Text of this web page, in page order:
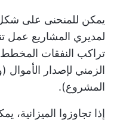
لمديري المشاريع عمل
الزمني لإصدار
المشروع).
إذا تجاوزوا الميزانية،